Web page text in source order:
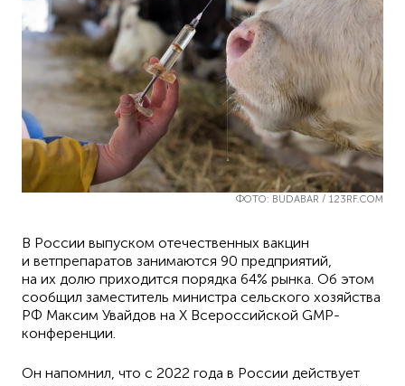
ФОТО: BUDABAR / 123RF.COM
В России выпуском отечественных вакцин
и ветпрепаратов занимаются 90 предприятий,
на их долю приходится порядка 64% рынка. Об этом
сообщил заместитель министра сельского хозяйства
РФ Максим Увайдов на X Всероссийской GMP-
конференции.
Он напомнил, что с 2022 года в России действует